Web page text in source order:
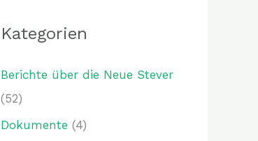
e
n
a
c
Kategorien
Berichte über die Neue Stever
(52)
Dokumente (4)